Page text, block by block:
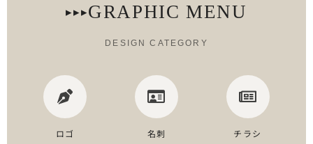
▸▸▸GRAPHIC MENU
DESIGN CATEGORY
ロゴ 名刺 チラシ